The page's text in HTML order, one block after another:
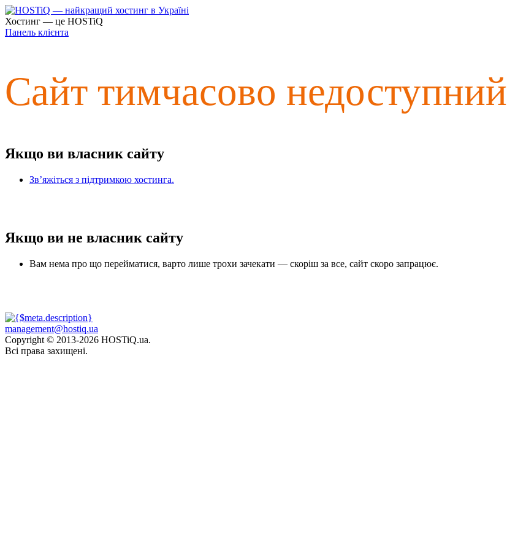
Хостинг — це HOSTiQ
Панель клієнта
Сайт тимчасово недоступний
Якщо ви власник сайту
Зв’яжіться з підтримкою хостинга.
Якщо ви не власник сайту
Вам нема про що перейматися, варто лише трохи зачекати — скоріш за все, сайт скоро запрацює.
management@hostiq.ua
Copyright © 2013-2026 HOSTiQ.ua.
Всі права захищені.